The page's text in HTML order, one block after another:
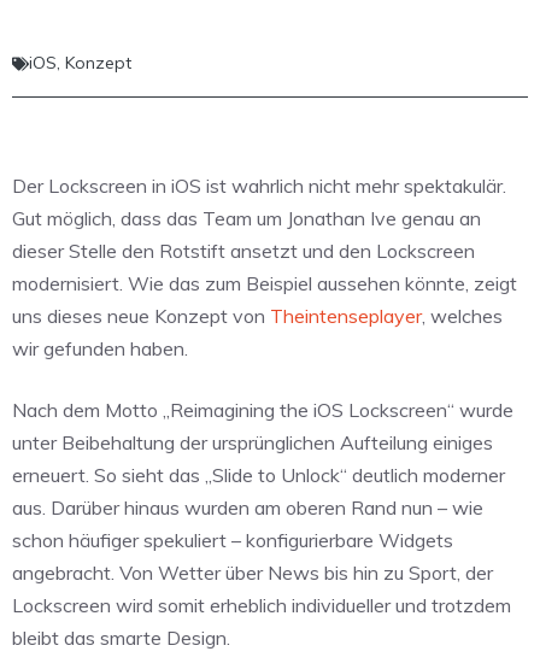
iOS, Konzept
Der Lockscreen in iOS ist wahrlich nicht mehr spektakulär.
Gut möglich, dass das Team um Jonathan Ive genau an
dieser Stelle den Rotstift ansetzt und den Lockscreen
modernisiert. Wie das zum Beispiel aussehen könnte, zeigt
uns dieses neue Konzept von Theintenseplayer, welches
wir gefunden haben.
Nach dem Motto „Reimagining the iOS Lockscreen“ wurde
unter Beibehaltung der ursprünglichen Aufteilung einiges
erneuert. So sieht das „Slide to Unlock“ deutlich moderner
aus. Darüber hinaus wurden am oberen Rand nun – wie
schon häufiger spekuliert – konfigurierbare Widgets
angebracht. Von Wetter über News bis hin zu Sport, der
Lockscreen wird somit erheblich individueller und trotzdem
bleibt das smarte Design.